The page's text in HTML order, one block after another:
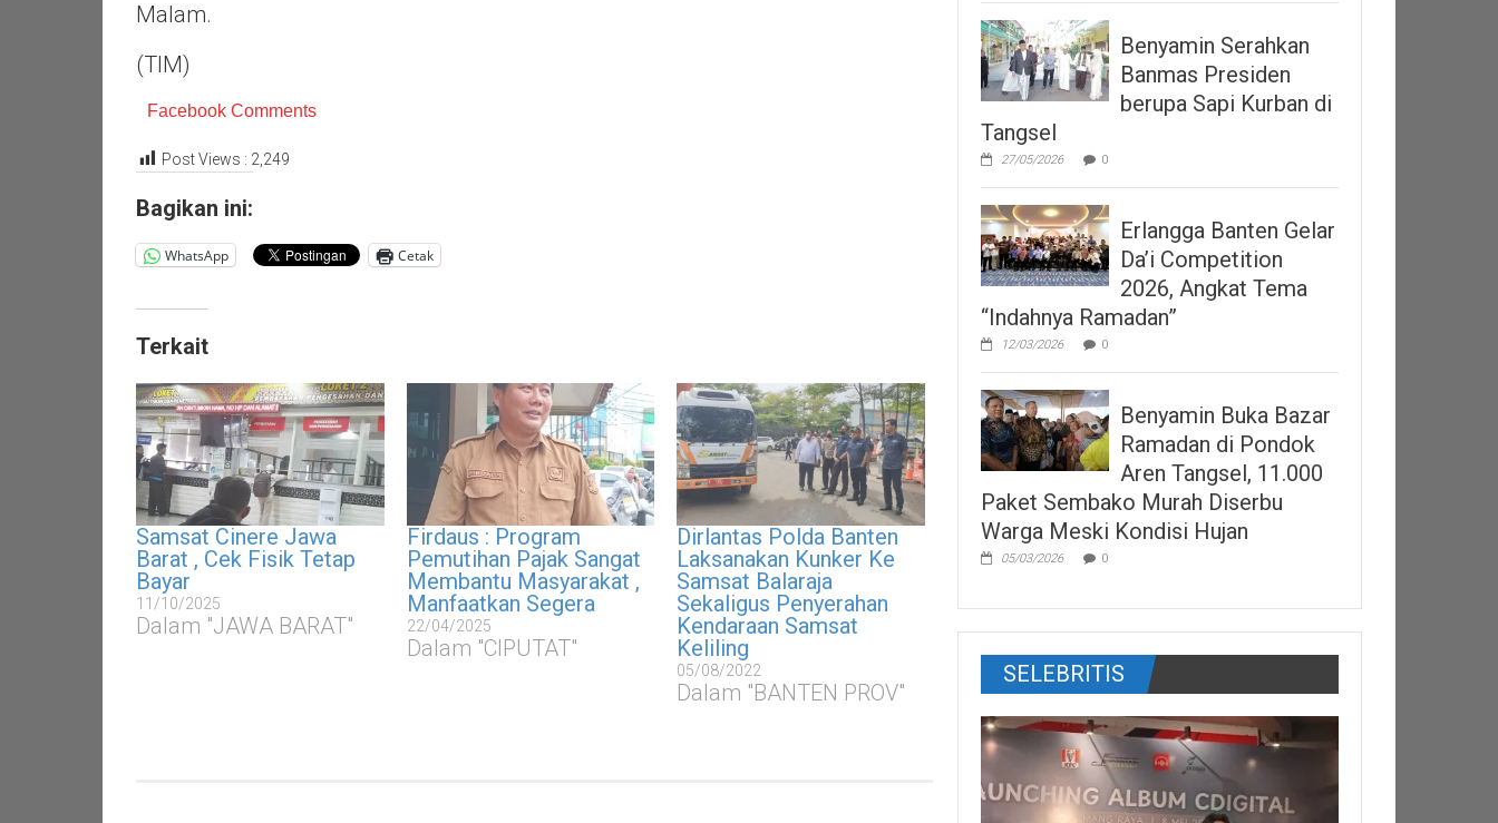
Malam.
(TIM)
Facebook Comments
Post Views : 2,249
Bagikan ini:
WhatsApp Cetak
Terkait
Samsat Cinere Jawa
Barat , Cek Fisik Tetap
Bayar
11/10/2025
Dalam "JAWA BARAT"
Firdaus : Program
Pemutihan Pajak Sangat
Membantu Masyarakat ,
Manfaatkan Segera
22/04/2025
Dalam "CIPUTAT"
Dirlantas Polda Banten
Laksanakan Kunker Ke
Samsat Balaraja
Sekaligus Penyerahan
Kendaraan Samsat
Keliling
05/08/2022
Dalam "BANTEN PROV"
Benyamin Serahkan
Banmas Presiden
berupa Sapi Kurban di
Tangsel
27/05/2026 0
Erlangga Banten Gelar
Da’i Competition
2026, Angkat Tema
“Indahnya Ramadan”
12/03/2026 0
Benyamin Buka Bazar
Ramadan di Pondok
Aren Tangsel, 11.000
Paket Sembako Murah Diserbu
Warga Meski Kondisi Hujan
05/03/2026 0
SELEBRITIS